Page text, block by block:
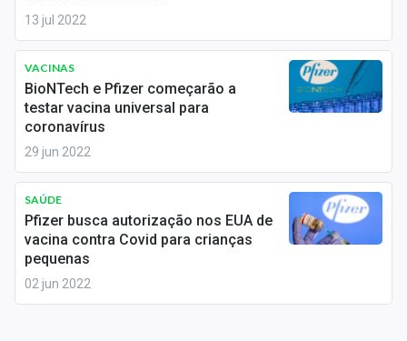
Contato
13 jul 2022
VACINAS
BioNTech e Pfizer começarão a
testar vacina universal para
coronavírus
29 jun 2022
SAÚDE
Pfizer busca autorização nos EUA de
vacina contra Covid para crianças
pequenas
02 jun 2022